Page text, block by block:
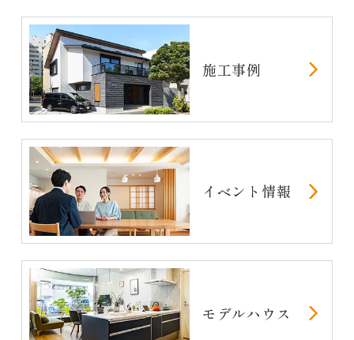
施工事例
イベント情報
モデルハウス